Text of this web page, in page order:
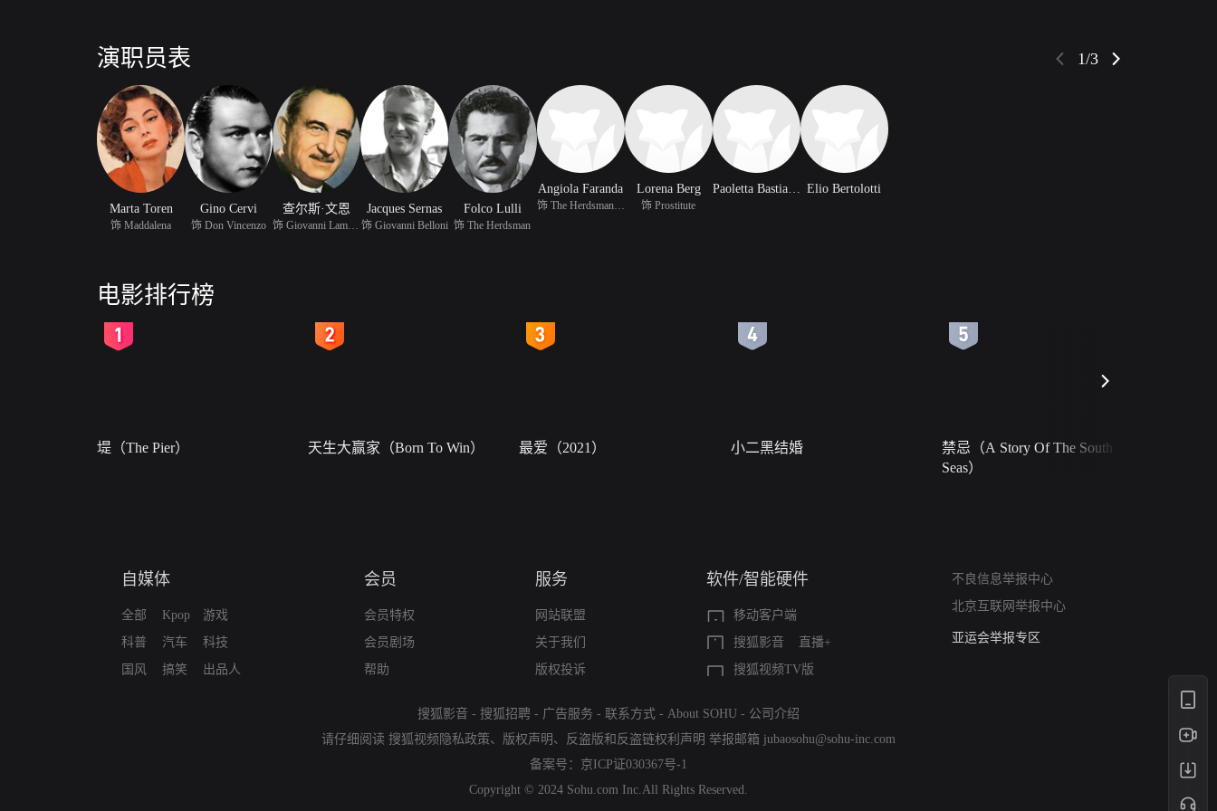
演职员表 1/3
Marta Toren
饰 Maddalena
Gino Cervi
饰 Don Vincenzo
查尔斯·文恩 Jacques Sernas
饰 Giovanni Belloni
Folco Lulli
饰 The Herdsman
Angiola Faranda
饰 The Herdsman's Daugh
Lorena Berg
饰 Prostitute
Paoletta Bastianelli Elio Bertolotti
电影排行榜
堤（The Pier） 天生大赢家（Born To Win） 最爱（2021） 小二黑结婚
禁忌（A Story Of The South
Seas）
自媒体
全部
科普
国风
Kpop
汽车
搞笑
游戏
科技
出品人
会员
会员特权
会员剧场
帮助
服务
网站联盟
关于我们
版权投诉
软件/智能硬件
移动客户端
搜狐影音
直播+
搜狐视频TV版
不良信息举报中心
北京互联网举报中心
算法推荐专项举报
亚运会举报专区
搜狐影音 - 搜狐招聘 - 广告服务 - 联系方式 - About SOHU - 公司介绍
请仔细阅读 搜狐视频隐私政策、 版权声明 、 反盗版和反盗链权利声明 举报邮箱 jubaosohu@sohu-inc.com
备案号： 京ICP证030367号-1
Copyright © 2024 Sohu.com Inc.All Rights Reserved.